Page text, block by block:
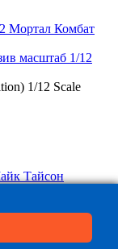
масштаб 1/12
1/12 Scale
Тайсон